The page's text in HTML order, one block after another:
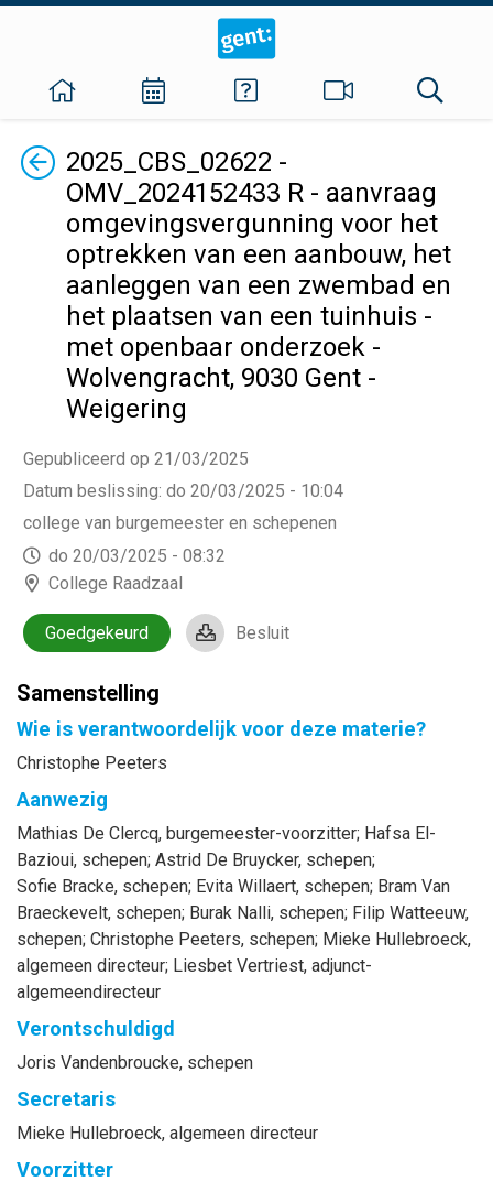
Terug2025_CBS_02622 -
OMV_2024152433 R - aanvraag
omgevingsvergunning voor het
optrekken van een aanbouw, het
aanleggen van een zwembad en
het plaatsen van een tuinhuis -
met openbaar onderzoek -
Wolvengracht, 9030 Gent -
Weigering
Gepubliceerd op 21/03/2025
Datum beslissing: do 20/03/2025 - 10:04
college van burgemeester en schepenen
do 20/03/2025 - 08:32
College Raadzaal
Goedgekeurd Besluit
Samenstelling
Wie is verantwoordelijk voor deze materie?
Christophe Peeters
Aanwezig
Mathias De Clercq, burgemeester-voorzitter; Hafsa El-
Bazioui, schepen; Astrid De Bruycker, schepen;
Sofie Bracke, schepen; Evita Willaert, schepen; Bram Van
Braeckevelt, schepen; Burak Nalli, schepen; Filip Watteeuw,
schepen; Christophe Peeters, schepen; Mieke Hullebroeck,
algemeen directeur; Liesbet Vertriest, adjunct-
algemeendirecteur
Verontschuldigd
Joris Vandenbroucke, schepen
Secretaris
Mieke Hullebroeck, algemeen directeur
Voorzitter